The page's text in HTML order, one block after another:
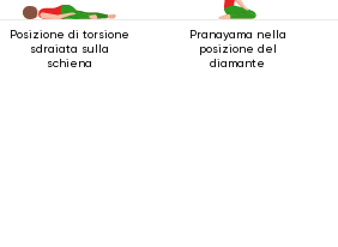
Posizione di torsione
sdraiata sulla
schiena
Pranayama nella
posizione del
diamante